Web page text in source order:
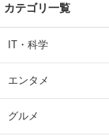
カテゴリ一覧
IT・科学
エンタメ
グルメ